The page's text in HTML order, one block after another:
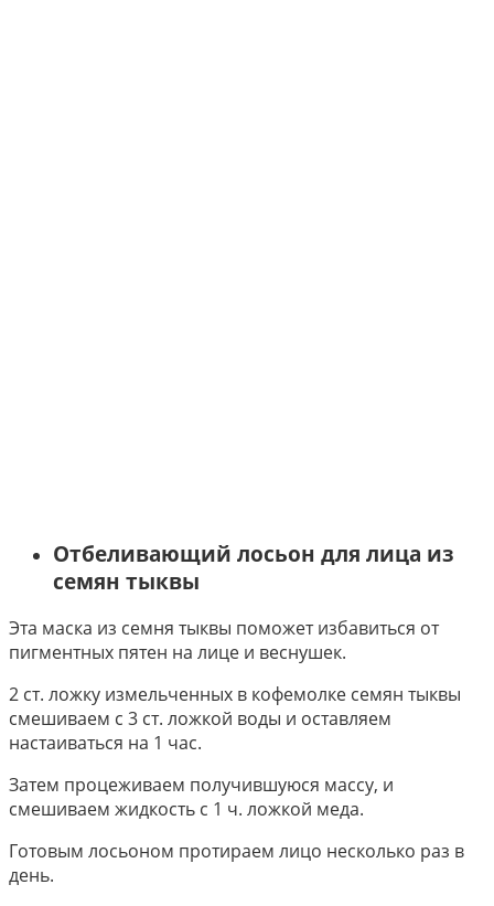
Отбеливающий лосьон для лица из
семян тыквы
Эта маска из семня тыквы поможет избавиться от
пигментных пятен на лице и веснушек.
2 ст. ложку измельченных в кофемолке семян тыквы
смешиваем с 3 ст. ложкой воды и оставляем
настаиваться на 1 час.
Затем процеживаем получившуюся массу, и
смешиваем жидкость с 1 ч. ложкой меда.
Готовым лосьоном протираем лицо несколько раз в
день.